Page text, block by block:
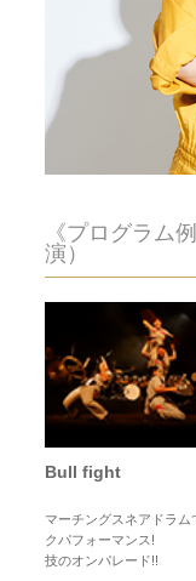
《プログラム
演）
Bull fight
マーチングスネアドラム
クパフォーマンス!
技のオンパレード!!